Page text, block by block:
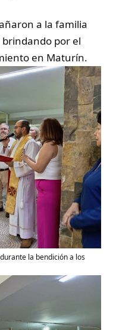
a la familia
por el
en Maturín.
la bendición a los